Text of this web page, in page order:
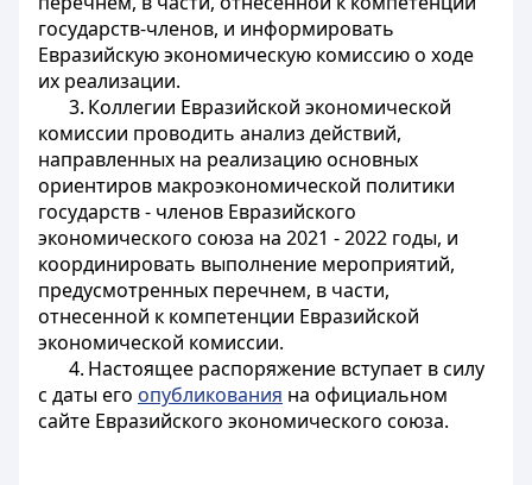
государств-членов, и информировать
Евразийскую экономическую комиссию о ходе
их реализации.
3. Коллегии Евразийской экономической
комиссии проводить анализ действий,
направленных на реализацию основных
ориентиров макроэкономической политики
государств - членов Евразийского
экономического союза на 2021 - 2022 годы, и
координировать выполнение мероприятий,
предусмотренных перечнем, в части,
отнесенной к компетенции Евразийской
экономической комиссии.
4. Настоящее распоряжение вступает в силу
с даты его опубликования на официальном
сайте Евразийского экономического союза.